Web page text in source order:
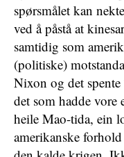
spørsmålet kan
ved å påstå at
samtidig som
(politiske)
Nixon og det
det som hadde
heile Mao-tida, ein
amerikanske